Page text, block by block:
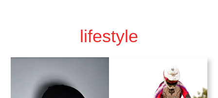
lifestyle